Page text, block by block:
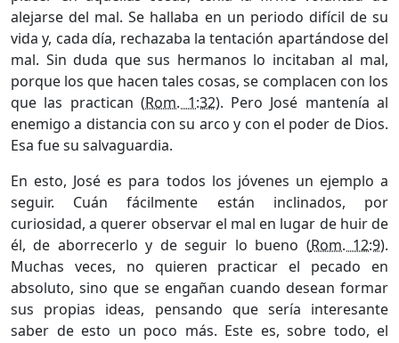
alejarse del mal. Se hallaba en un periodo difícil de su
vida y, cada día, rechazaba la tentación apartándose del
mal. Sin duda que sus hermanos lo incitaban al mal,
porque los que hacen tales cosas, se complacen con los
que las practican (Rom. 1:32). Pero José mantenía al
enemigo a distancia con su arco y con el poder de Dios.
Esa fue su salvaguardia.
En esto, José es para todos los jóvenes un ejemplo a
seguir. Cuán fácilmente están inclinados, por
curiosidad, a querer observar el mal en lugar de huir de
él, de aborrecerlo y de seguir lo bueno (Rom. 12:9).
Muchas veces, no quieren practicar el pecado en
absoluto, sino que se engañan cuando desean formar
sus propias ideas, pensando que sería interesante
saber de esto un poco más. Este es, sobre todo, el